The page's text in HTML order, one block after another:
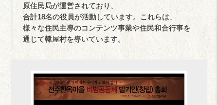
原住民局が運営されており、
合計18名の役員が活動しています。これらは、
様々な住民主導のコンテンツ事業や住民和合行事を
通じて韓屋村を導いています。